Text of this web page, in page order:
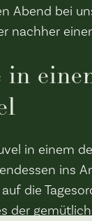
Abend bei
nachher
in
in einem
ins
die
der